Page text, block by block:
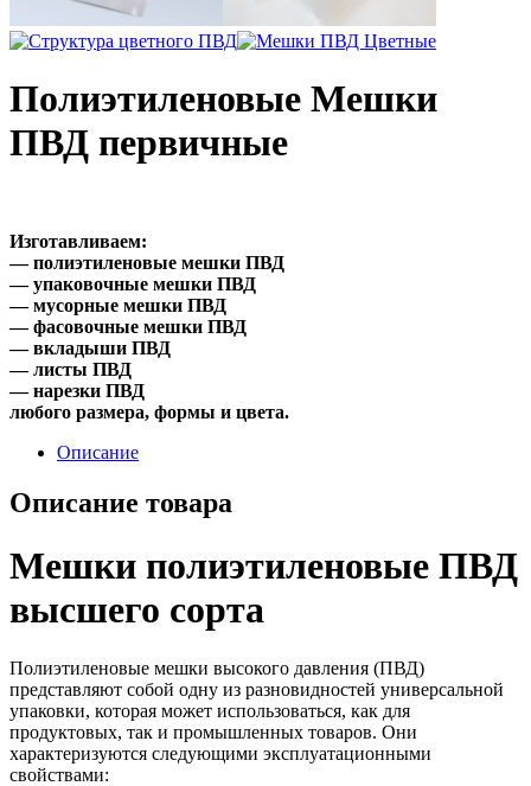
Полиэтиленовые Мешки
ПВД первичные
Изготавливаем:
— полиэтиленовые мешки ПВД
— упаковочные мешки ПВД
— мусорные мешки ПВД
— фасовочные мешки ПВД
— вкладыши ПВД
— листы ПВД
— нарезки ПВД
любого размера, формы и цвета.
Описание
Описание товара
Мешки полиэтиленовые ПВД
высшего сорта
Полиэтиленовые мешки высокого давления (ПВД)
представляют собой одну из разновидностей универсальной
упаковки, которая может использоваться, как для
продуктовых, так и промышленных товаров. Они
характеризуются следующими эксплуатационными
свойствами: